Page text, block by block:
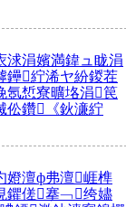
浗涓嬪満鍏ュ眬涓
鑸紵浠ヤ紛鍐茬
氬惁寮曠垎涓笢
伀鑽《鈥濓紵
嬁澶ф弗澶崕榫
鑺傞搴﹁绔嬧